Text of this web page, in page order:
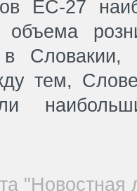
ЕС-27
в
тем,
"Новостная